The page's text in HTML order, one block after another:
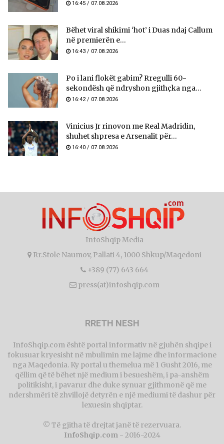
16:45 / 07.08.2026
Bëhet viral shikimi ‘hot’ i Duas ndaj Callum
në premierën e...
16:43 / 07.08.2026
Po i lani flokët gabim? Rregulli 60-
sekondësh që ndryshon gjithçka nga...
16:42 / 07.08.2026
Vinicius Jr rinovon me Real Madridin,
shuhet shpresa e Arsenalit për...
16:40 / 07.08.2026
InfoShqip Media
Rr.Stole Naumov, Pallati 4, 1000 Shkup/Maqedoni
+389 (77) 643 664
press(at)infoshqip.com
RRETH NESH
InfoShqip.com është portal informativ në gjuhën shqipe i
fokusuar kryesisht në mbulimin me lajme dhe informacione
nga Maqedonia. Ky portal u themelua më 1 Gusht 2016, me
qëllim që të bëhet një medium i besueshëm, i pa-anshëm
politikisht, i pavarur dhe duke synuar gjithmonë që me
ndershmëri të zhvillojë detyrën e një mediumi të dashur për
lexuesin shqiptar.
© Të gjitha të drejtat janë të rezervuara.
InfoShqip.com- 2016-2024